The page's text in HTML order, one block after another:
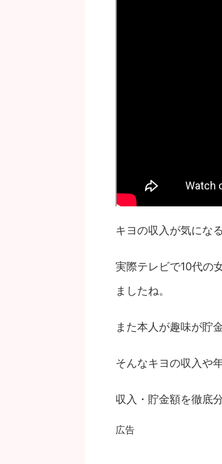
キヨの収入が気になる
実際テレビで10代の
ましたね。
また本人が趣味が貯
そんなキヨの収入や
収入・貯金額を徹底
広告